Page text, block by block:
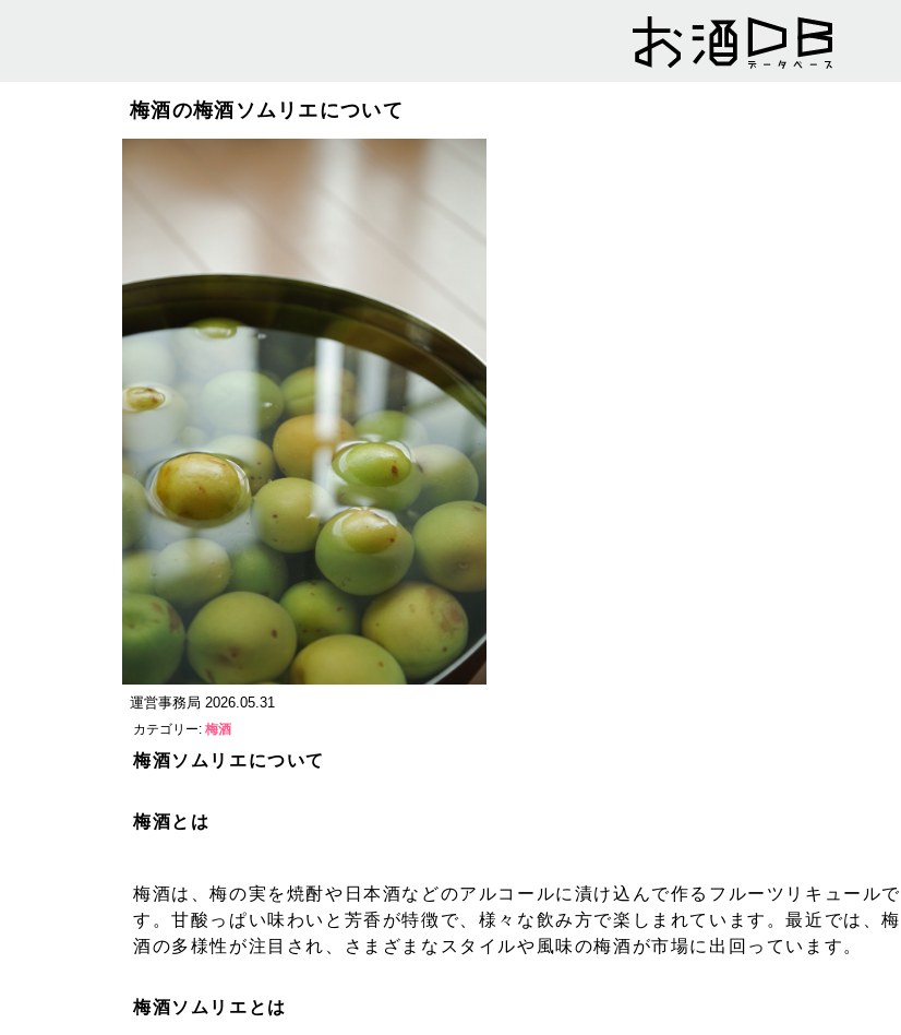
梅酒の梅酒ソムリエについて
運営事務局 2026.05.31
カテゴリー: 梅酒
梅酒ソムリエについて
梅酒とは
梅酒は、梅の実を焼酎や日本酒などのアルコールに漬け込んで作るフルーツリキュールで
す。甘酸っぱい味わいと芳香が特徴で、様々な飲み方で楽しまれています。最近では、梅
酒の多様性が注目され、さまざまなスタイルや風味の梅酒が市場に出回っています。
梅酒ソムリエとは